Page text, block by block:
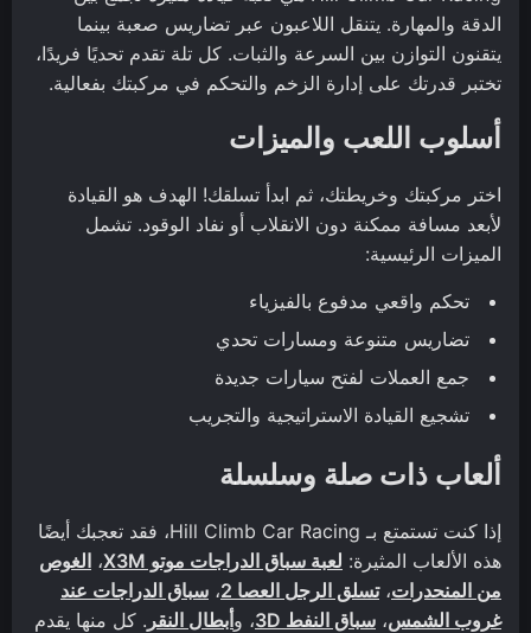
الدقة والمهارة. يتنقل اللاعبون عبر تضاريس صعبة بينما
يتقنون التوازن بين السرعة والثبات. كل تلة تقدم تحديًا فريدًا،
تختبر قدرتك على إدارة الزخم والتحكم في مركبتك بفعالية.
أسلوب اللعب والميزات
اختر مركبتك وخريطتك، ثم ابدأ تسلقك! الهدف هو القيادة
لأبعد مسافة ممكنة دون الانقلاب أو نفاد الوقود. تشمل
الميزات الرئيسية:
تحكم واقعي مدفوع بالفيزياء
تضاريس متنوعة ومسارات تحدي
جمع العملات لفتح سيارات جديدة
تشجيع القيادة الاستراتيجية والتجريب
ألعاب ذات صلة وسلسلة
إذا كنت تستمتع بـ Hill Climb Car Racing، فقد تعجبك أيضًا
هذه الألعاب المثيرة: لعبة سباق الدراجات موتو X3M ، الغوص
من المنحدرات،تسلق الرجل العصا 2 ، سباق الدراجات عند
غروب الشمس، سباق النفط 3D ، وأبطال النقر . كل منها يقدم